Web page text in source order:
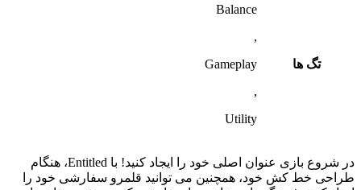
تگ ها
Balance
,
Gameplay
,
Utility
در شروع بازی عنوان اصلی خود را ایجاد کنید! با Entitled، هنگام
طراحی خط کش خود، همچنین می توانید قلمرو سفارشی خود را